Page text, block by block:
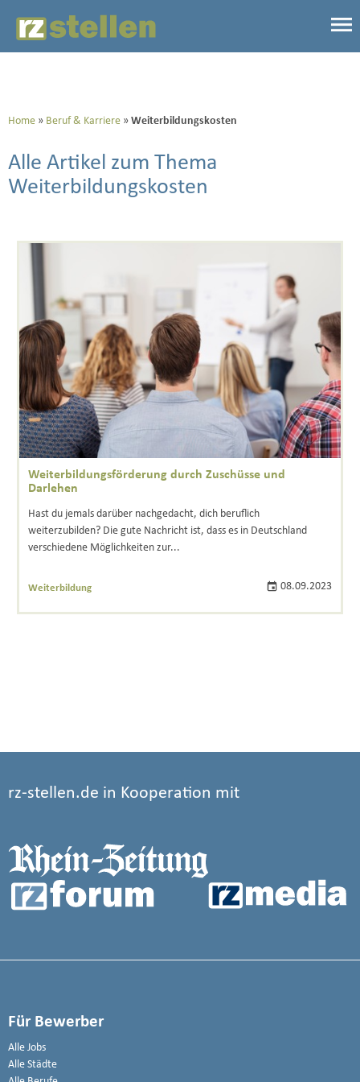
Home Beruf & Karriere Weiterbildungskosten
Alle Artikel zum Thema
Weiterbildungskosten
Weiterbildungsförderung durch Zuschüsse und
Darlehen
Hast du jemals darüber nachgedacht, dich beruflich
weiterzubilden? Die gute Nachricht ist, dass es in Deutschland
verschiedene Möglichkeiten zur...
Weiterbildung 08.09.2023
rz-stellen.de in Kooperation mit
Für Bewerber
Alle Jobs
Alle Städte